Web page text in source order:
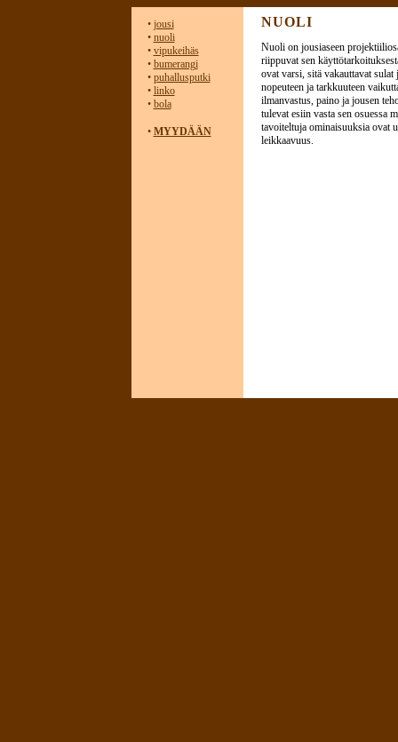
• jousi
• nuoli
• vipukeihäs
• bumerangi
• puhallusputki
• linko
• bola
• MYYDÄÄN
NUOLI
Nuoli on jousiaseen
riippuvat sen
ovat varsi, sitä vakauttavat
nopeuteen ja tarkkuuteen
ilmanvastus, paino ja jousen
tulevat esiin vasta sen osuessa
tavoiteltuja ominaisuuksia ovat
leikkaavuus.